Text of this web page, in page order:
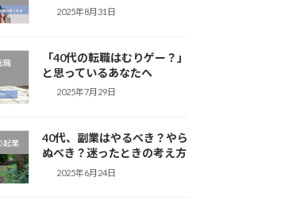
2025年8月31日
職
「40代の転職はむりゲー？」
と思っているあなたへ
2025年7月29日
起業
40代、副業はやるべき？やら
ぬべき？迷ったときの考え方
2025年6月24日